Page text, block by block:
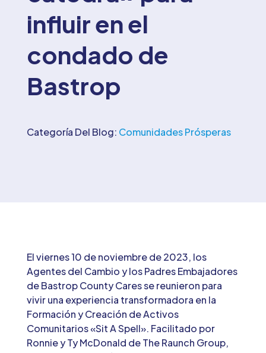
influir en el
condado de
Bastrop
Categoría Del Blog: Comunidades Prósperas
El viernes 10 de noviembre de 2023, los
Agentes del Cambio y los Padres Embajadores
de Bastrop County Cares se reunieron para
vivir una experiencia transformadora en la
Formación y Creación de Activos
Comunitarios «Sit A Spell». Facilitado por
Ronnie y Ty McDonald de The Raunch Group,